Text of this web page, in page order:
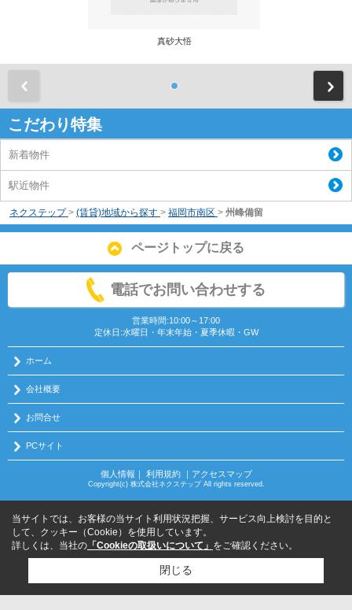
真砂大悟
こだわり特集
新着物件
駅近物件
ネクステップ > (賃貸)地域から探す > 福岡市南区 > 州峰備留
ページトップに戻る
電話でお問い合わせする
営業時間:10:00～17:00
定休日:水曜日・年末年始・夏季休暇・GW
ホーム
会社概要
お問合せ
PCサイト
個人情報 ｜ 利用規約｜ アクセスマップ
Copyright(c) 株式会社ネクステップ All rights reserved.
当サイトでは、お客様の当サイト利用状況把握、サービス向上検討を目的と
して、クッキー（Cookie）を使用しています。
詳しくは、当社の 「Cookieの取扱いについて」 をご確認ください。
閉じる